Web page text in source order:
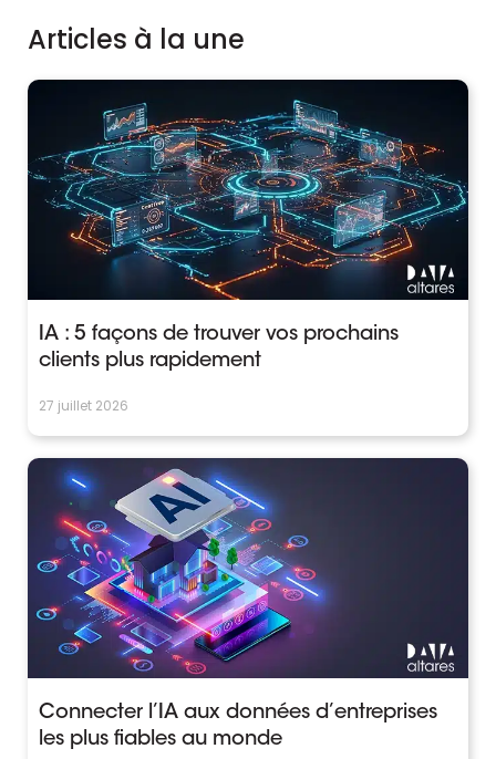
Articles à la une
IA : 5 façons de trouver vos prochains
clients plus rapidement
27 juillet 2026
Connecter l’IA aux données d’entreprises
les plus fiables au monde